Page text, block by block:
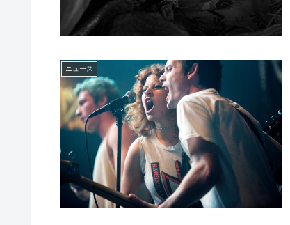
ニュース